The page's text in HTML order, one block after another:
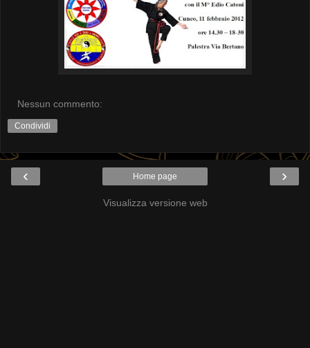
Nessun commento:
Condividi
‹ ›
Home page
Visualizza versione web